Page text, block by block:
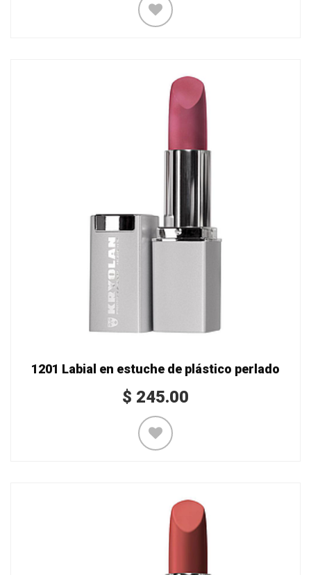
1201 Labial en estuche de plástico perlado
$ 245.00